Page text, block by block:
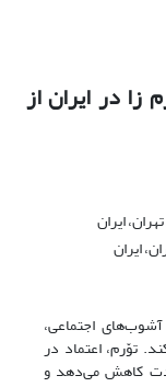
در ایران از
ایران
ایران
اجتماعی،
توّرم، اعتماد در
کاهش می‌دهد و